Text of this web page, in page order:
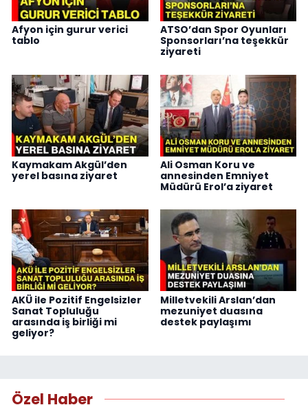
Afyon için gurur verici
tablo
ATSO’dan Spor Oyunları
Sponsorları’na teşekkür
ziyareti
Kaymakam Akgül’den
yerel basına ziyaret
Ali Osman Koru ve
annesinden Emniyet
Müdürü Erol’a ziyaret
AKÜ ile Pozitif Engelsizler
Sanat Topluluğu
arasında iş birliği mi
geliyor?
Milletvekili Arslan’dan
mezuniyet duasına
destek paylaşımı
Özel Haber